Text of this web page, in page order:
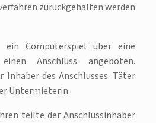
zurückgehalten werden
ein Computerspiel über eine
Anschluss angeboten.
Inhaber des Anschlusses. Täter
Untermieterin.
teilte der Anschlussinhaber